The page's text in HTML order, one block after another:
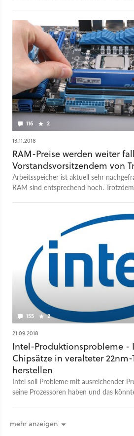
116 2
13.11.2018
RAM-Preise werden weiter
Vorstandsvorsitzendem von
Arbeitsspeicher ist aktuell sehr
RAM sind entsprechend hoch.
155 2
21.09.2018
Intel-Produktionsprobleme -
Chipsätze in veralteter
herstellen
Intel soll Probleme mit ausreichender
seine Prozessoren haben und das
mehr anzeigen